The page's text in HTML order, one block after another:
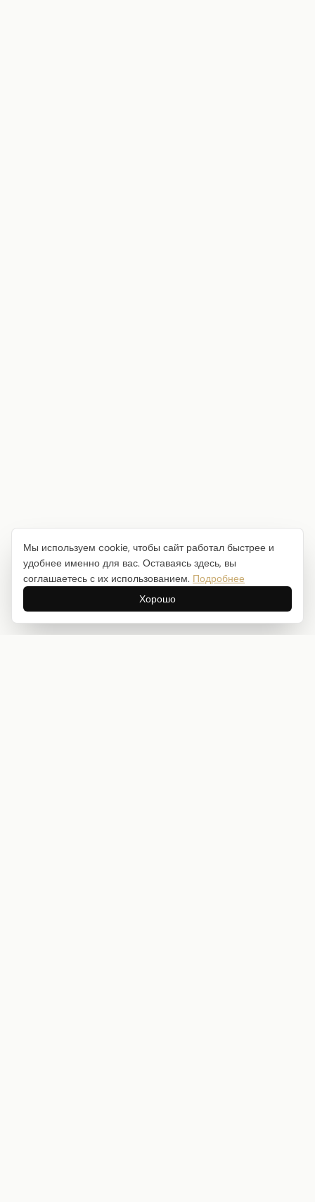
Мы используем cookie, чтобы сайт работал быстрее и
удобнее именно для вас. Оставаясь здесь, вы
соглашаетесь с их использованием. Подробнее
Хорошо